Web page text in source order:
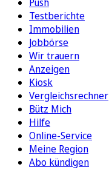
Testberichte
Immobilien
Jobbörse
Wir trauern
Anzeigen
Kiosk
Vergleichsrechner
Bütz Mich
Hilfe
Online-Service
Meine Region
Abo kündigen